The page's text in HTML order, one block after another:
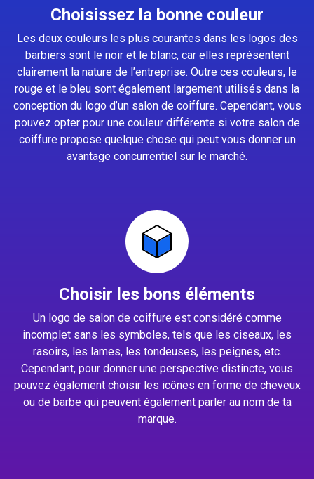
Choisissez la bonne couleur
Les deux couleurs les plus courantes dans les logos des
barbiers sont le noir et le blanc, car elles représentent
clairement la nature de l’entreprise. Outre ces couleurs, le
rouge et le bleu sont également largement utilisés dans la
conception du logo d’un salon de coiffure. Cependant, vous
pouvez opter pour une couleur différente si votre salon de
coiffure propose quelque chose qui peut vous donner un
avantage concurrentiel sur le marché.
Choisir les bons éléments
Un logo de salon de coiffure est considéré comme
incomplet sans les symboles, tels que les ciseaux, les
rasoirs, les lames, les tondeuses, les peignes, etc.
Cependant, pour donner une perspective distincte, vous
pouvez également choisir les icônes en forme de cheveux
ou de barbe qui peuvent également parler au nom de ta
marque.